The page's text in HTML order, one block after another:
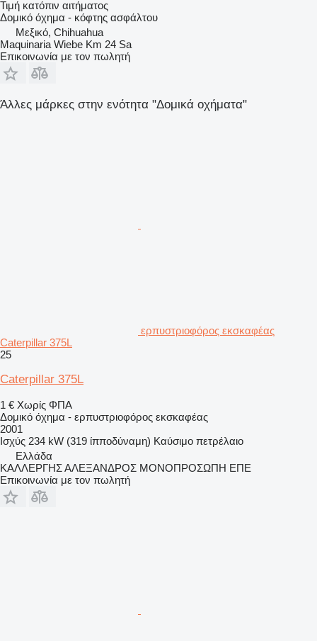
Τιμή κατόπιν αιτήματος
Δομικό όχημα - κόφτης ασφάλτου
Μεξικό, Chihuahua
Maquinaria Wiebe Km 24 Sa
Επικοινωνία με τον πωλητή
Άλλες μάρκες στην ενότητα "Δομικά οχήματα"
ερπυστριοφόρος εκσκαφέας
Caterpillar 375L
25
Caterpillar 375L
1 € Χωρίς ΦΠΑ
Δομικό όχημα - ερπυστριοφόρος εκσκαφέας
2001
Ισχύς 234 kW (319 ίπποδύναμη) Καύσιμο πετρέλαιο
Ελλάδα
ΚΑΛΛΕΡΓΗΣ ΑΛΕΞΑΝΔΡΟΣ ΜΟΝΟΠΡΟΣΩΠΗ ΕΠΕ
Επικοινωνία με τον πωλητή